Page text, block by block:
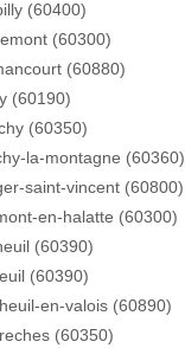
(60400)
(60300)
(60880)
(60190)
(60350)
la-montagne (60360)
saint-vincent (60800)
en-halatte (60300)
(60390)
(60390)
en-valois (60890)
(60350)